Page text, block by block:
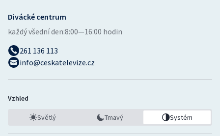
Divácké centrum
každý všední den:8:00—16:00 hodin
261 136 113
info@ceskatelevize.cz
Vzhled
Světlý Tmavý Systém